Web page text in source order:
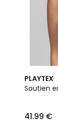
PLAYTEX
Soutien
41.99 €
4,1
/ 5
2
Cores